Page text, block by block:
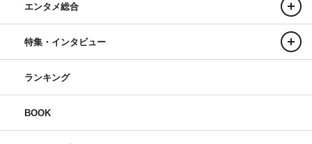
エンタメ総合
特集・インタビュー
ランキング
BOOK